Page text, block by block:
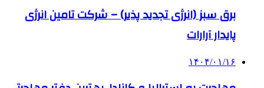
برق سبز (انرژی تجدید پذیر) – شرکت تامین انرژی
پایدار آرارات
۱۴۰۴/۰۱/۱۶